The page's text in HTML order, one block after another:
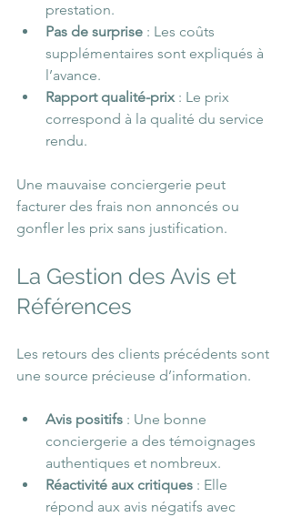
prestation.
Pas de surprise : Les coûts
supplémentaires sont expliqués à
l’avance.
Rapport qualité-prix : Le prix
correspond à la qualité du service
rendu.
Une mauvaise conciergerie peut
facturer des frais non annoncés ou
gonfler les prix sans justification.
La Gestion des Avis et
Références
Les retours des clients précédents sont
une source précieuse d’information.
Avis positifs : Une bonne
conciergerie a des témoignages
authentiques et nombreux.
Réactivité aux critiques : Elle
répond aux avis négatifs avec